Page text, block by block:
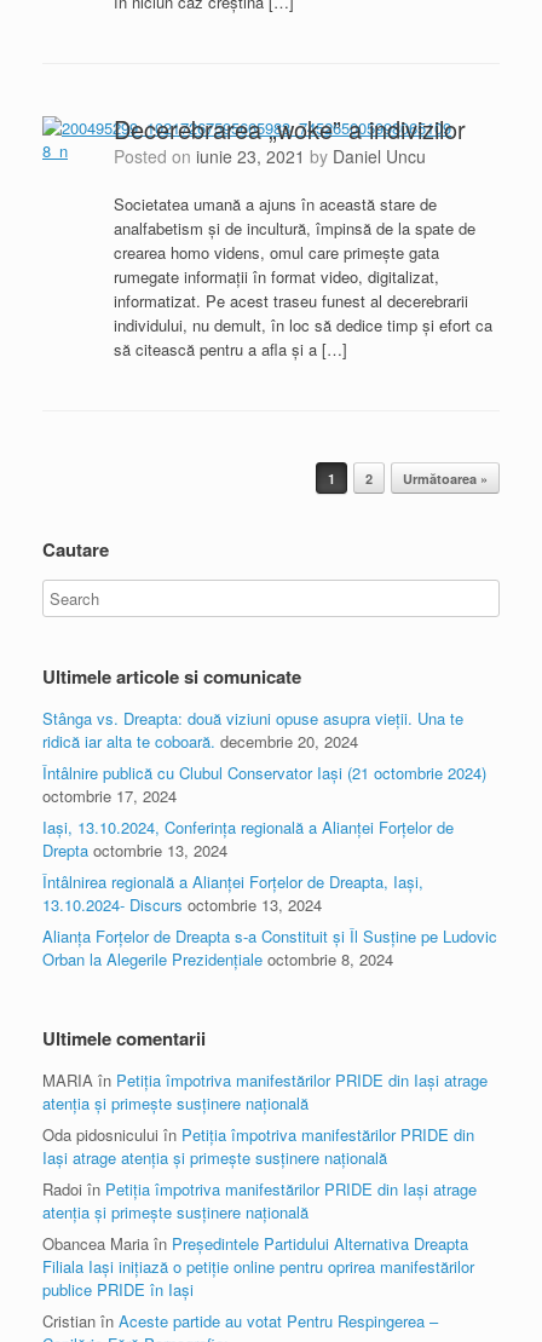
Decerebrarea „woke” a indivizilor
Posted on iunie 23, 2021 by Daniel Uncu
Societatea umană a ajuns în această stare de
analfabetism și de incultură, împinsă de la spate de
crearea homo videns, omul care primește gata
rumegate informații în format video, digitalizat,
informatizat. Pe acest traseu funest al decerebrarii
individului, nu demult, în loc să dedice timp și efort ca
să citească pentru a afla și a […]
1 2 Următoarea »
Cautare
Ultimele articole si comunicate
Stânga vs. Dreapta: două viziuni opuse asupra vieții. Una te
ridică iar alta te coboară. decembrie 20, 2024
Întâlnire publică cu Clubul Conservator Iași (21 octombrie 2024)
octombrie 17, 2024
Iași, 13.10.2024, Conferința regională a Alianței Forțelor de
Drepta octombrie 13, 2024
Întâlnirea regională a Alianței Forțelor de Dreapta, Iași,
13.10.2024- Discurs octombrie 13, 2024
Alianța Forțelor de Dreapta s-a Constituit și Îl Susține pe Ludovic
Orban la Alegerile Prezidențiale octombrie 8, 2024
Ultimele comentarii
MARIA în Petiția împotriva manifestărilor PRIDE din Iași atrage
atenția și primește susținere națională
Oda pidosnicului în Petiția împotriva manifestărilor PRIDE din
Iași atrage atenția și primește susținere națională
Radoi în Petiția împotriva manifestărilor PRIDE din Iași atrage
atenția și primește susținere națională
Obancea Maria în Președintele Partidului Alternativa Dreapta
Filiala Iași inițiază o petiție online pentru oprirea manifestărilor
publice PRIDE în Iași
Cristian în Aceste partide au votat Pentru Respingerea –